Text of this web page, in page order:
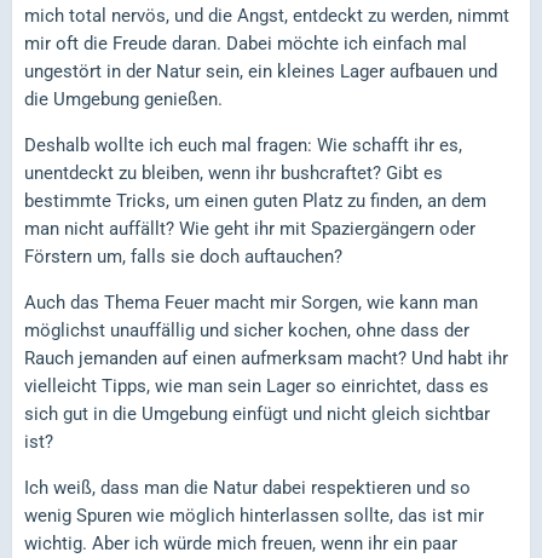
mich total nervös, und die Angst, entdeckt zu werden, nimmt
mir oft die Freude daran. Dabei möchte ich einfach mal
ungestört in der Natur sein, ein kleines Lager aufbauen und
die Umgebung genießen.
Deshalb wollte ich euch mal fragen: Wie schafft ihr es,
unentdeckt zu bleiben, wenn ihr bushcraftet? Gibt es
bestimmte Tricks, um einen guten Platz zu finden, an dem
man nicht auffällt? Wie geht ihr mit Spaziergängern oder
Förstern um, falls sie doch auftauchen?
Auch das Thema Feuer macht mir Sorgen, wie kann man
möglichst unauffällig und sicher kochen, ohne dass der
Rauch jemanden auf einen aufmerksam macht? Und habt ihr
vielleicht Tipps, wie man sein Lager so einrichtet, dass es
sich gut in die Umgebung einfügt und nicht gleich sichtbar
ist?
Ich weiß, dass man die Natur dabei respektieren und so
wenig Spuren wie möglich hinterlassen sollte, das ist mir
wichtig. Aber ich würde mich freuen, wenn ihr ein paar